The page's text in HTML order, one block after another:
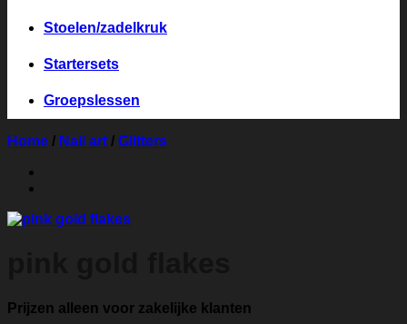
Stoelen/zadelkruk
Startersets
Groepslessen
Home / Nail art / Glitters
Prijzen alleen voor zakelijke klanten